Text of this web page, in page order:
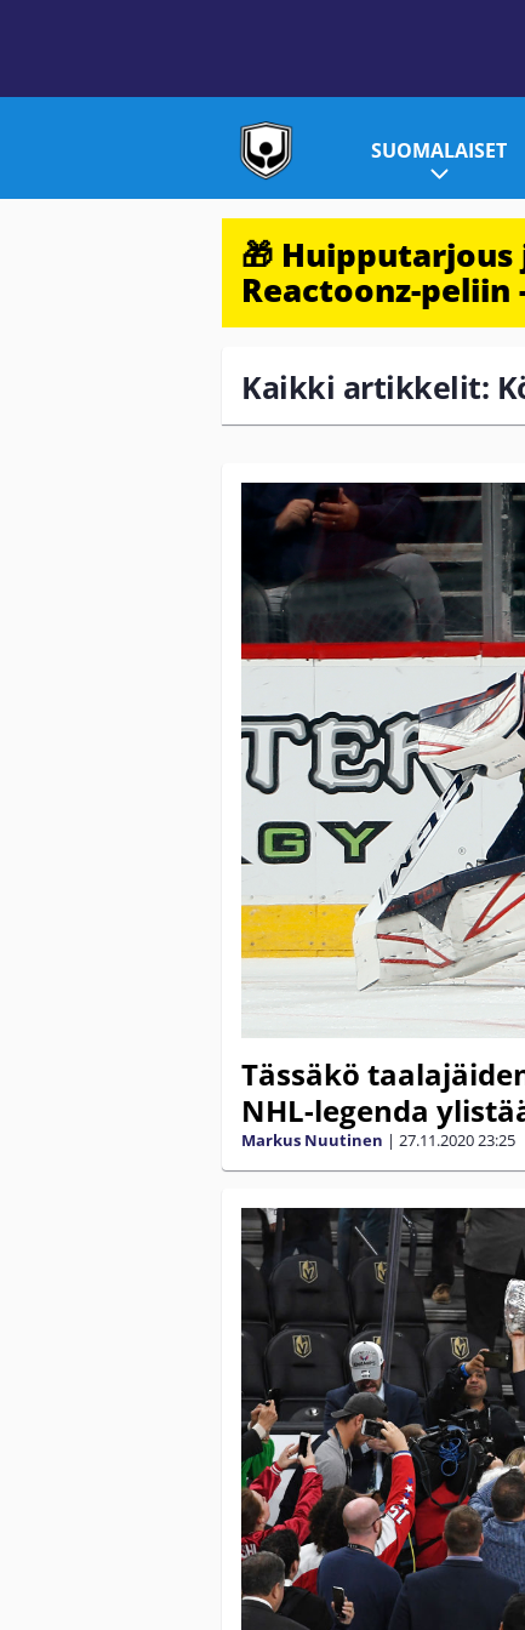
SUOMALAISET
🎁
Reactoonz-peliin
Kaikki artikkelit:
Tässäkö
NHL-legenda
Markus Nuutinen | 27.11.202023:25